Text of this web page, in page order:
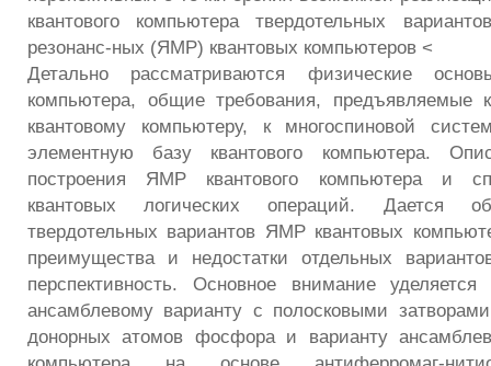
квантового компьютера твердотельных
резонанс-ных (ЯМР) квантовых компьютеров <
Детально рассматриваются физические
компьютера, общие требования, предъявляемые
квантовому компьютеру, к многоспиновой
элементную базу квантового компьютера.
построения ЯМР квантового компьютера и
квантовых логических операций. Дается
твердотельных вариантов ЯМР квантовых
преимущества и недостатки отдельных
перспективность. Основное внимание уделяется
ансамблевому варианту с полосковыми
донорных атомов фосфора и варианту